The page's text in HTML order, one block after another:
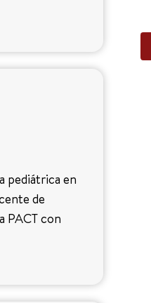
pediátrica en
de
PACT con